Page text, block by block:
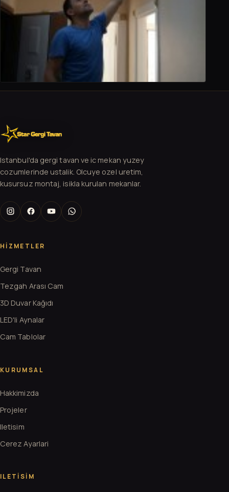
Istanbul'da gergi tavan ve ic mekan yuzey
cozumlerinde ustalik. Olcuye ozel uretim,
kusursuz montaj, isikla kurulan mekanlar.
HIZMETLER
Gergi Tavan
Tezgah Arası Cam
3D Duvar Kağıdı
LED'li Aynalar
Cam Tablolar
KURUMSAL
Hakkimizda
Projeler
Iletisim
Cerez Ayarlari
ILETISIM